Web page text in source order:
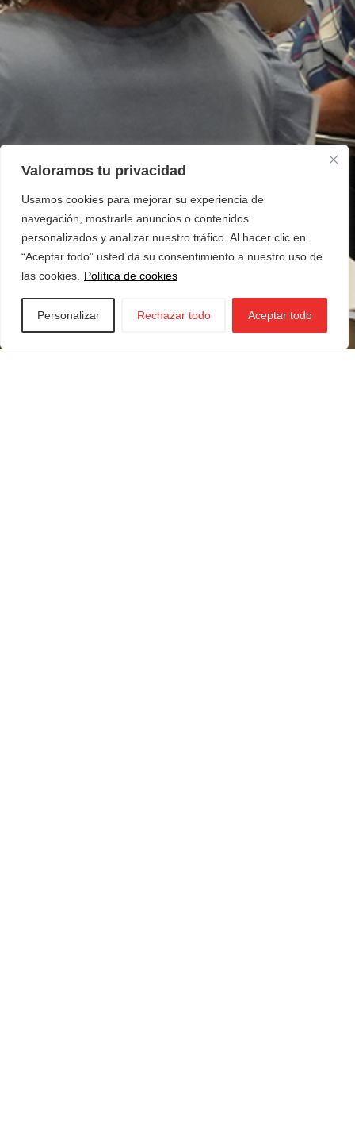
Valoramos tu privacidad
Usamos cookies para mejorar su experiencia de
navegación, mostrarle anuncios o contenidos
personalizados y analizar nuestro tráfico. Al hacer clic en
“Aceptar todo” usted da su consentimiento a nuestro uso de
las cookies.
Política de cookies
Personalizar Rechazar todo Aceptar todo